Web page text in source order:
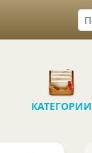
КАТЕГОРИИ